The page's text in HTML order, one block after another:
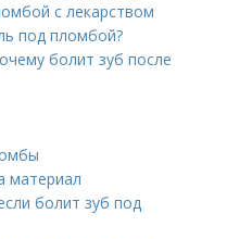
с лекарством
под пломбой?
болит зуб после
материал
болит зуб под